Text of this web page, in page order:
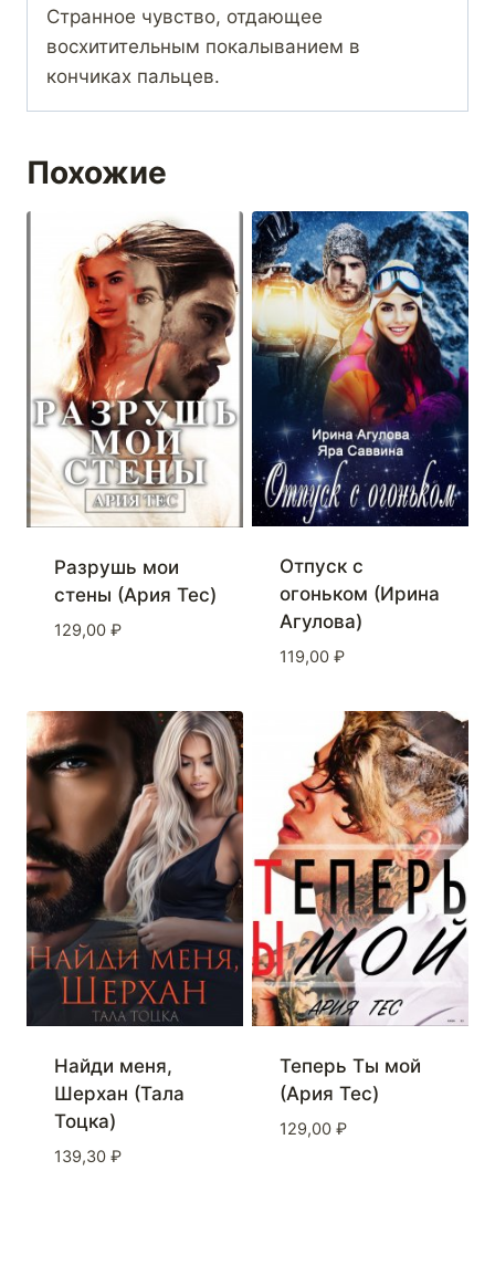
Странное чувство, отдающее
восхитительным покалыванием в
кончиках пальцев.
Похожие
Разрушь мои
стены (Ария Тес)
129,00 ₽
Отпуск с
огоньком (Ирина
Агулова)
119,00 ₽
Найди меня,
Шерхан (Тала
Тоцка)
139,30 ₽
Теперь Ты мой
(Ария Тес)
129,00 ₽